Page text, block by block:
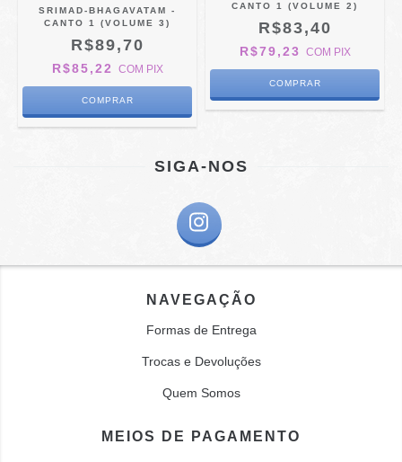
SRIMAD-BHAGAVATAM -
CANTO 1 (VOLUME 3)
R$89,70
R$85,22 COM PIX
CANTO 1 (VOLUME 2)
R$83,40
R$79,23 COM PIX
SIGA-NOS
NAVEGAÇÃO
Formas de Entrega
Trocas e Devoluções
Quem Somos
MEIOS DE PAGAMENTO